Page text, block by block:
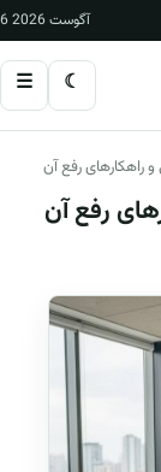
6 آگوست 2026
☾
☰
راهکارهای رفع آن
رفع آن